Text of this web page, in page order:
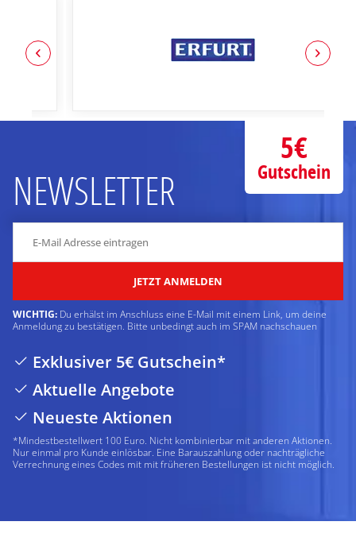
NEWSLETTER
JETZT ANMELDEN
WICHTIG: Du erhälst im Anschluss eine E-Mail mit einem Link, um deine
Anmeldung zu bestätigen. Bitte unbedingt auch im SPAM nachschauen
Exklusiver 5€ Gutschein*
Aktuelle Angebote
Neueste Aktionen
*Mindestbestellwert 100 Euro. Nicht kombinierbar mit anderen Aktionen.
Nur einmal pro Kunde einlösbar. Eine Barauszahlung oder nachträgliche
Verrechnung eines Codes mit mit früheren Bestellungen ist nicht möglich.
5€
Gutschein